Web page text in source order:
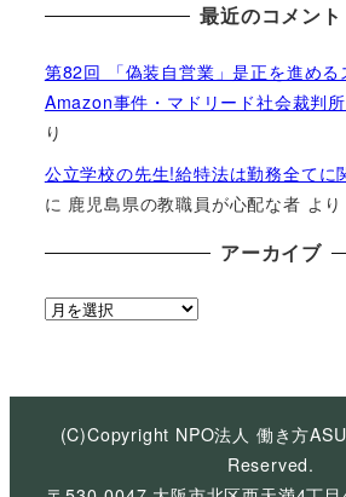
最近のコメント
第82回 「偽装自営業」是正を進める
Amazon事件・マドリード社会裁判
り
公立学校の先生!給特法は勤務全てに
に 鹿児島県の教職員が心配な者 より
アーカイブ
ア
イ
(C)Copyright NPO法人 働き方
Reserved.